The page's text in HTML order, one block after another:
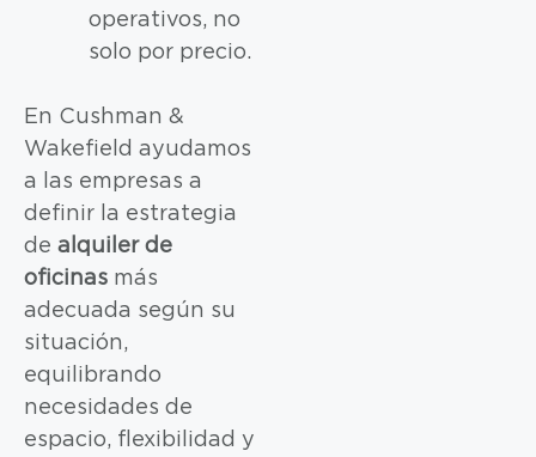
operativos, no
solo por precio.
En Cushman &
Wakefield ayudamos
a las empresas a
definir la estrategia
de alquiler de
oficinas más
adecuada según su
situación,
equilibrando
necesidades de
espacio, flexibilidad y